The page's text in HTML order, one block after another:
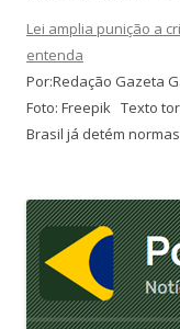
Lei amplia punição a
entenda
Por:Redação Gazeta
Foto: Freepik Texto
Brasil já detém